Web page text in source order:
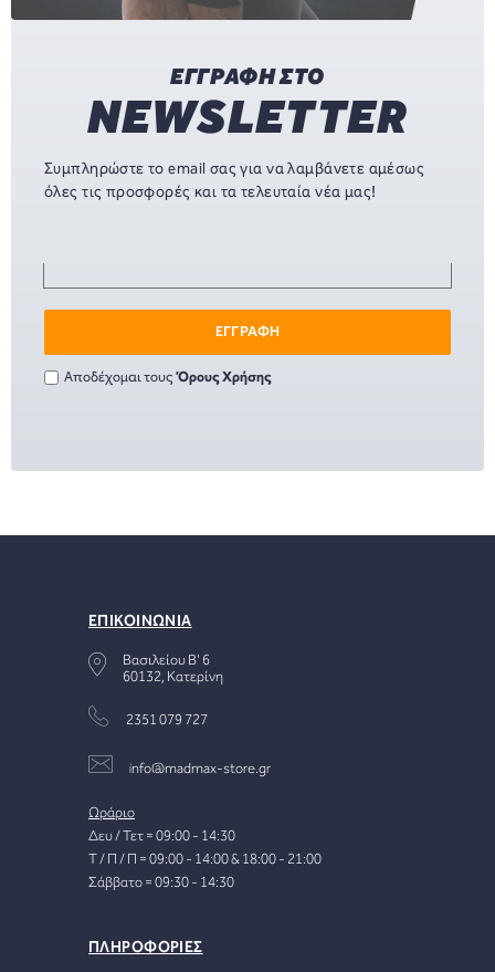
ΕΓΓΡΑΦΗ ΣΤΟ
NEWSLETTER
Συμπληρώστε το email σας για να λαμβάνετε αμέσως
όλες τις προσφορές και τα τελευταία νέα μας!
ΕΓΓΡΑΦΗ
Αποδέχομαι τουςΌρους Χρήσης
ΕΠΙΚΟΙΝΩΝΙΑ
Βασιλείου Β' 6
60132, Κατερίνη
2351 079 727
info@madmax-store.gr
Ωράριο
Δευ / Τετ = 09:00 - 14:30
Τ / Π / Π = 09:00 - 14:00 & 18:00 - 21:00
Σάββατο = 09:30 - 14:30
ΠΛΗΡΟΦΟΡΙΕΣ